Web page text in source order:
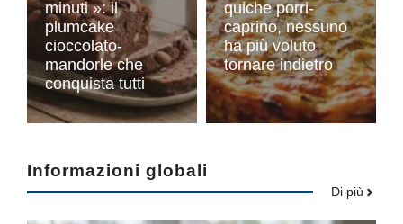
minuti »: il
plumcake
cioccolato-
mandorle che
conquista tutti
quiche porri-
caprino, nessuno
ha più voluto
tornare indietro
Informazioni globali
Di più